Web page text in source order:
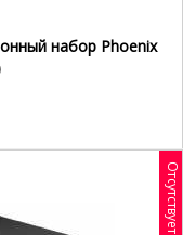
набор Phoenix
Отсутствует